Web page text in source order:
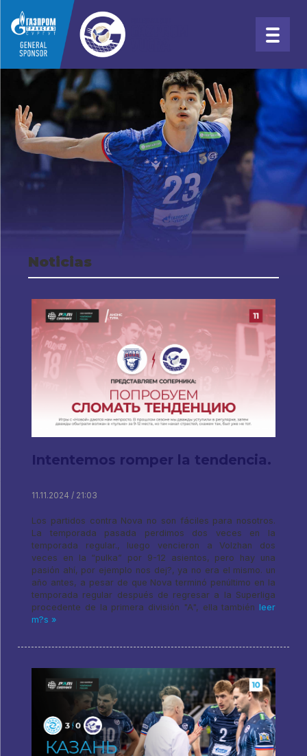
Noticias
Intentemos romper la tendencia.
11.11.2024 / 21:03
Los partidos contra Nova no son fáciles para nosotros.
La temporada pasada perdimos dos veces en la
temporada regular., luego vencieron a Volzhan dos
veces en la “pulka” por 9-12 asientos, pero hay una
pasión ahí, por ejemplo nos dej?, ya no era el mismo. un
año antes, a pesar de que Nova terminó penúltimo en la
temporada regular después de regresar a la Superliga
procedente de la primera división "A", ella también leer
m?s »